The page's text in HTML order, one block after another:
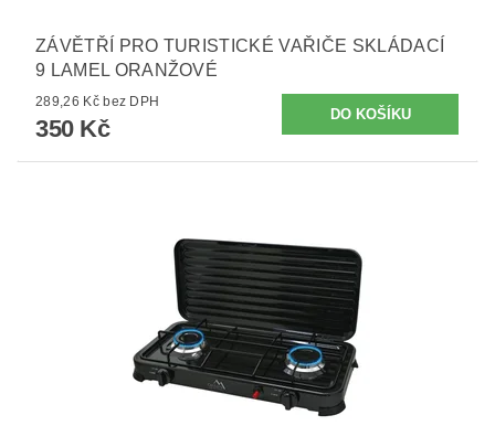
ZÁVĚTŘÍ PRO TURISTICKÉ VAŘIČE SKLÁDACÍ
9 LAMEL ORANŽOVÉ
289,26 Kč bez DPH
350 Kč